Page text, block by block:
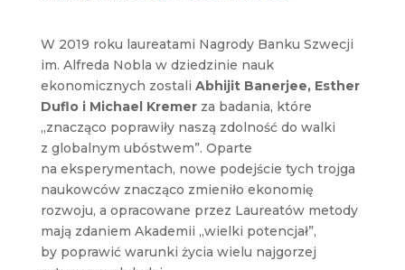
W 2019 roku laureatami Nagrody Banku Szwecji
im. Alfreda Nobla w dziedzinie nauk
ekonomicznych zostali Abhijit Banerjee, Esther
Duflo i Michael Kremerza badania, które
„znacząco poprawiły naszą zdolność do walki
z globalnym ubóstwem”. Oparte
na eksperymentach, nowe podejście tych trojga
naukowców znacząco zmieniło ekonomię
rozwoju, a opracowane przez Laureatów metody
mają zdaniem Akademii „wielki potencjał”,
by poprawić warunki życia wielu najgorzej